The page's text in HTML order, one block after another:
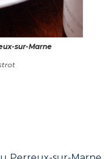
sur-Marne